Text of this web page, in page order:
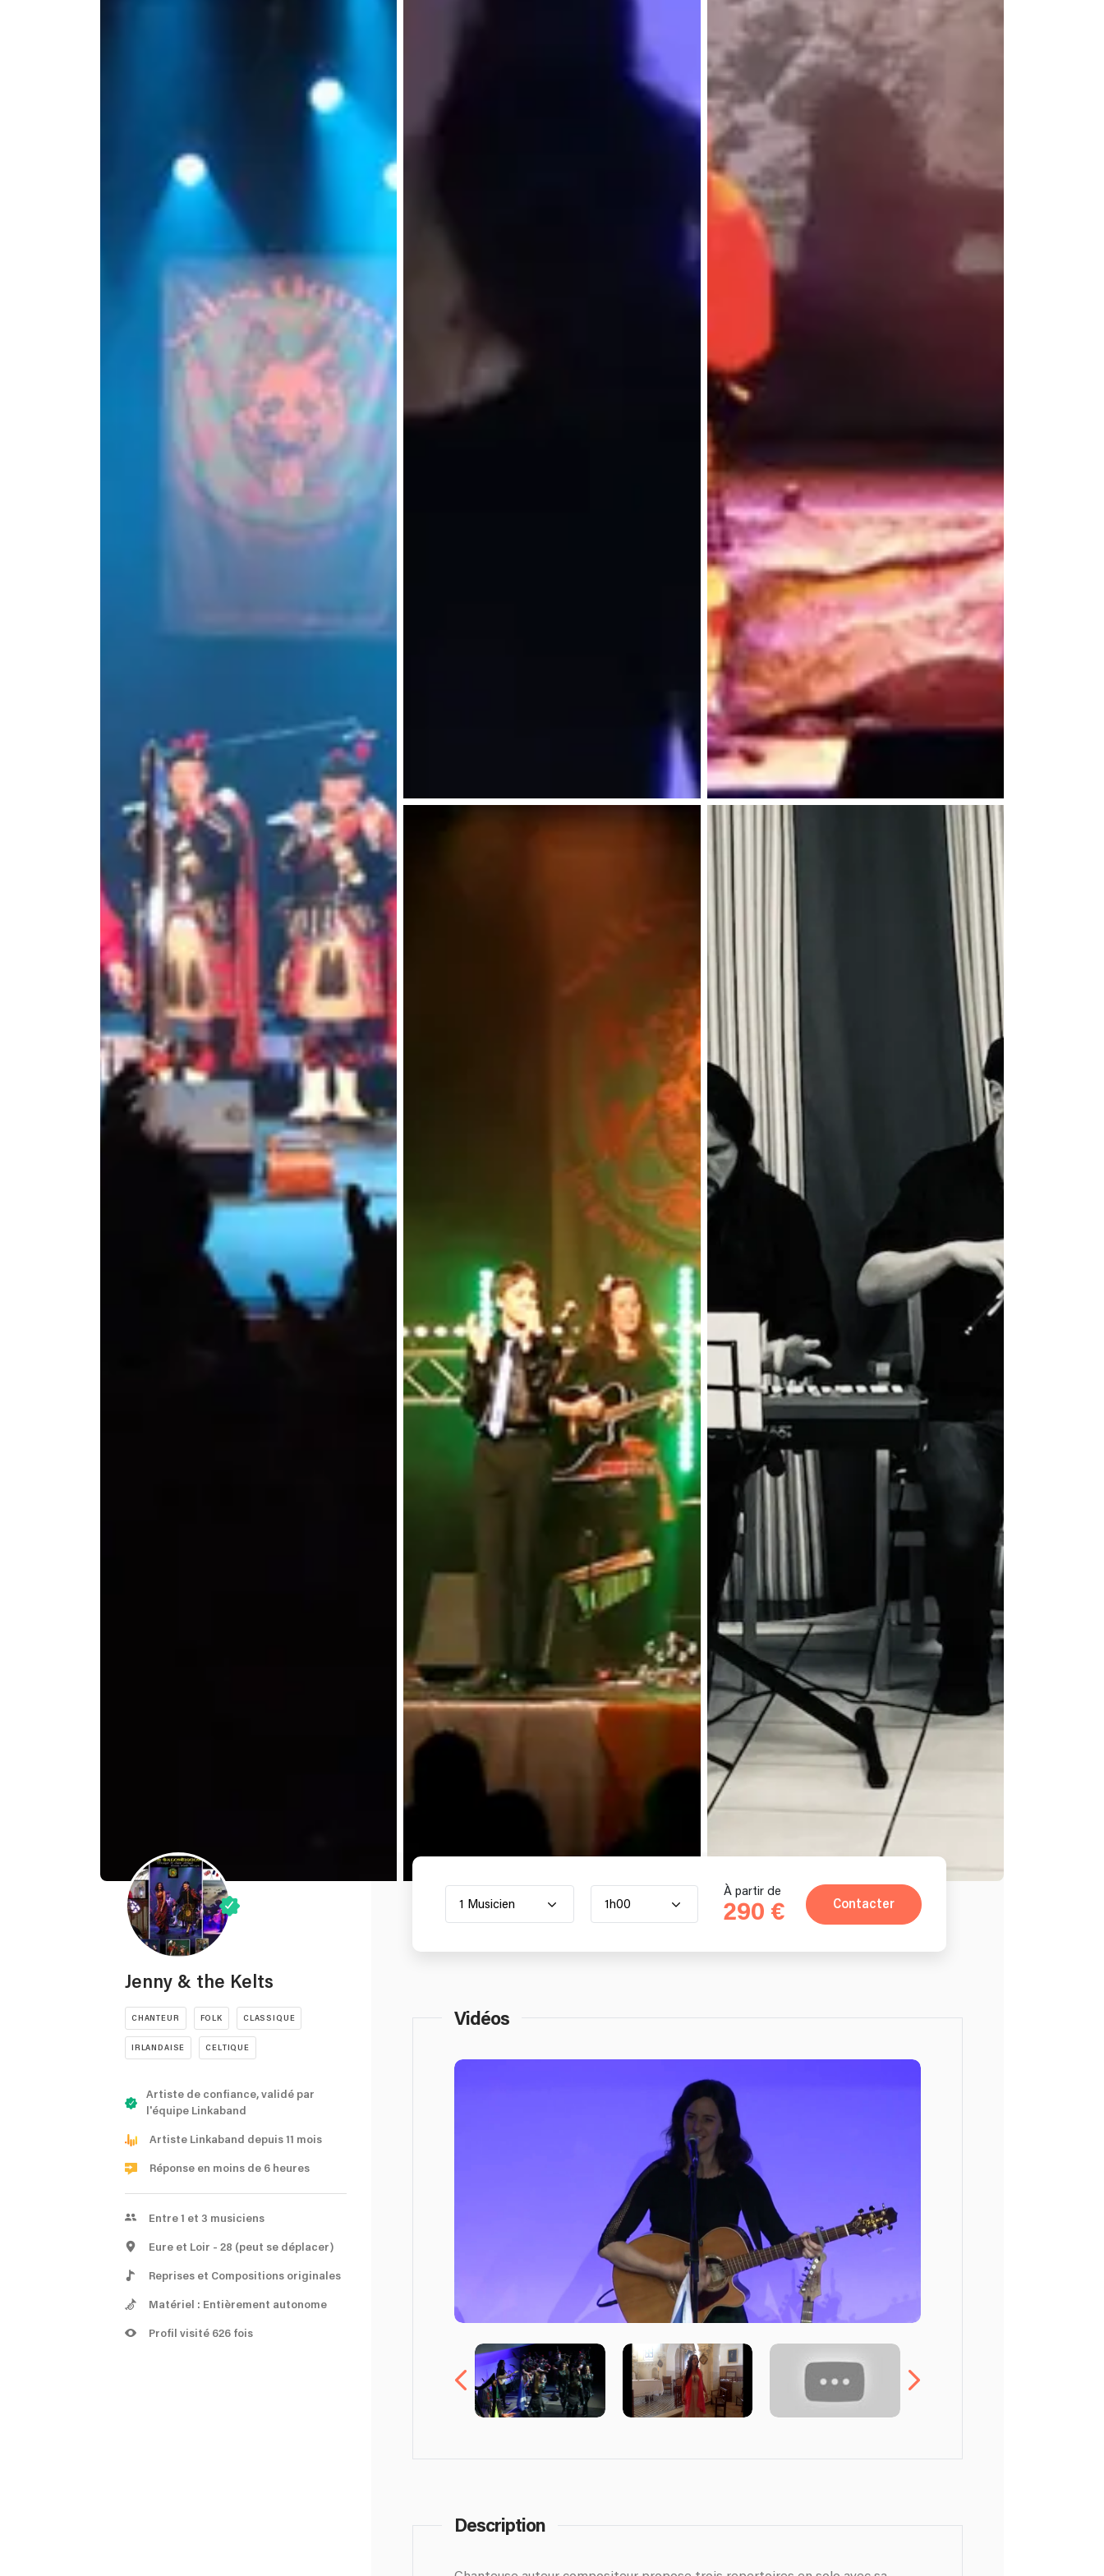
Jenny & the Kelts
CHANTEUR FOLK CLASSIQUE
IRLANDAISE CELTIQUE
Artiste de confiance, validé par
l'équipe Linkaband
Artiste Linkaband depuis 11 mois
Réponse en moins de 6 heures
Entre 1 et 3 musiciens
Eure et Loir - 28 (peut se déplacer)
Reprises et Compositions originales
Matériel : Entièrement autonome
Profil visité 626 fois
1 Musicien 1h00
À partir de
290 € Contacter
Vidéos
Description